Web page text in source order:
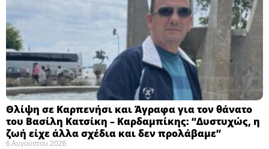
Θλίψη σε Καρπενήσι και Άγραφα για τον θάνατο
του Βασίλη Κατσίκη – Καρδαμπίκης: “Δυστυχώς, η
ζωή είχε άλλα σχέδια και δεν προλάβαμε”
6 Αυγούστου 2026